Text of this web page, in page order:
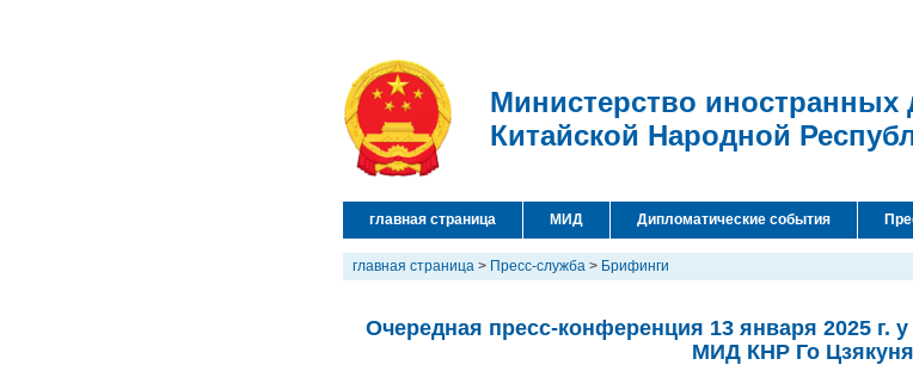
Министерство иностранных
Китайской Народной
главная страница МИД Дипломатические события
главная страница > Пресс-служба > Брифинги
Очередная пресс-конференция 13 января 2025 г.
МИД КНР Го Цзякуня